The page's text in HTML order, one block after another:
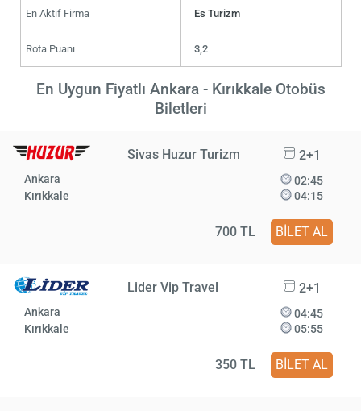
En Aktif Firma Es Turizm
Rota Puanı 3,2
En Uygun Fiyatlı Ankara - Kırıkkale Otobüs
Biletleri
Sivas Huzur Turizm 2+1
Ankara
Kırıkkale
02:45
04:15
700 TL BİLET AL
Lider Vip Travel 2+1
Ankara
Kırıkkale
04:45
05:55
350 TL BİLET AL